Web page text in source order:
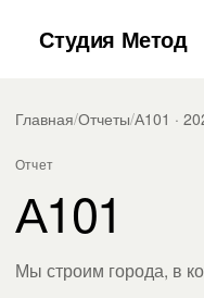
Студия Метод
Главная/Отчеты/А101 ·
Отчет
А101
Мы строим города, в